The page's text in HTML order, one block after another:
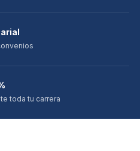
toda tu carrera